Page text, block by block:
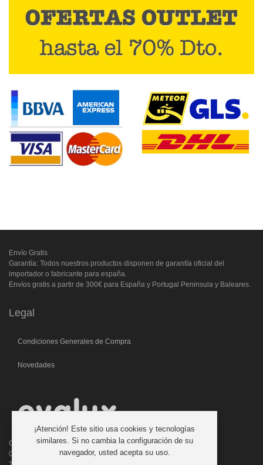
Envío Gratis
Garantía: Todos nuestros productos disponen de garantía oficial del
importador o fabricante para españa.
Envíos gratis a partir de 300€ para España y Portugal Peninsula y Baleares.
Legal
Condiciones Generales de Compra
Novedades
C/. Laforja, 46
08006 BARCELONA (ESPAÑA)
¡Atención! Este sitio usa cookies y tecnologías
similares. Si no cambia la configuración de su
navegador, usted acepta su uso.